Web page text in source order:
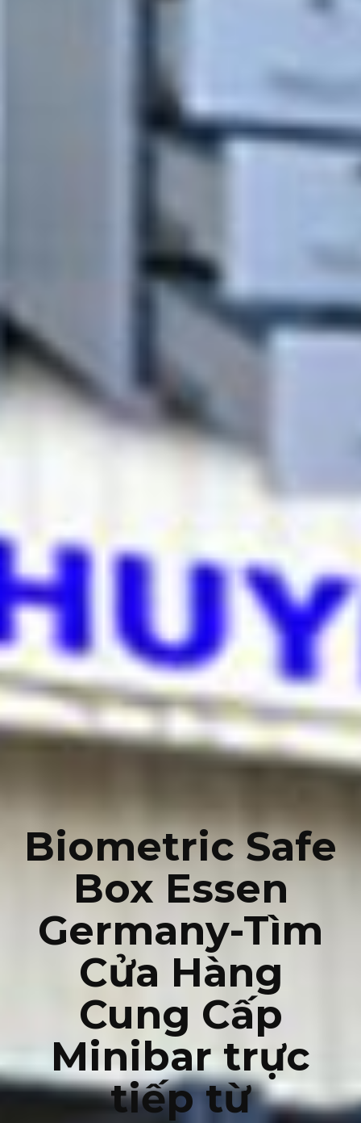
Biometric Safe
Box Essen
Germany-Tìm
Cửa Hàng
Cung Cấp
Minibar trực
tiếp từ